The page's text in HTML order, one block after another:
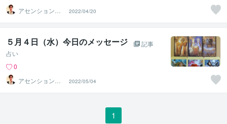
アセンションナ
ビゲーター和（K
azu）
2022/04/20
５月４日（水）今日のメッセージ
記事
占い
0
アセンションナ
ビゲーター和（K
azu）
2022/05/04
1